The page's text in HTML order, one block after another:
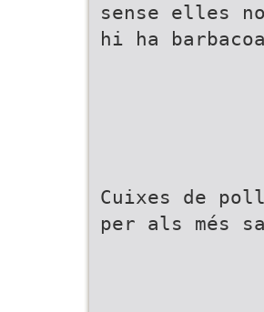
sense elles no
hi ha
Cuixes de
per als més